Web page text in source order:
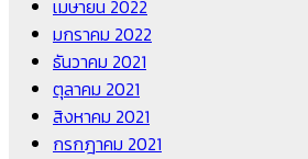
เมษายน 2022
มกราคม 2022
ธันวาคม 2021
ตุลาคม 2021
สิงหาคม 2021
กรกฎาคม 2021